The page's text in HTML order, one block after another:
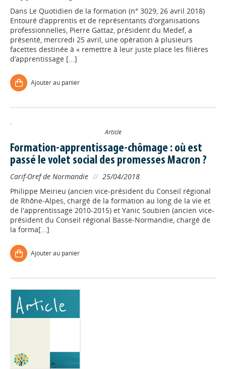
Dans Le Quotidien de la formation (n° 3029, 26 avril 2018)
Entouré d’apprentis et de représentants d’organisations
professionnelles, Pierre Gattaz, président du Medef, a
présenté, mercredi 25 avril, une opération à plusieurs
facettes destinée à « remettre à leur juste place les filières
d’apprentissage [...]
Ajouter au panier
Article
Formation-apprentissage-chômage : où est
passé le volet social des promesses Macron ?
Carif-Oref de Normandie // 25/04/2018
Philippe Meirieu (ancien vice-président du Conseil régional
de Rhône-Alpes, chargé de la formation au long de la vie et
de l'apprentissage 2010-2015) et Yanic Soubien (ancien vice-
président du Conseil régional Basse-Normandie, chargé de
la forma[...]
Ajouter au panier